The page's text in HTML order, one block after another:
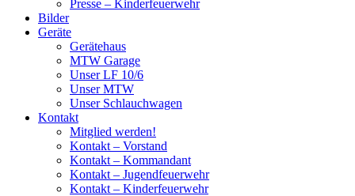
Presse – Kinderfeuerwehr
Bilder
Geräte
Gerätehaus
MTW Garage
Unser LF 10/6
Unser MTW
Unser Schlauchwagen
Kontakt
Mitglied werden!
Kontakt – Vorstand
Kontakt – Kommandant
Kontakt – Jugendfeuerwehr
Kontakt – Kinderfeuerwehr